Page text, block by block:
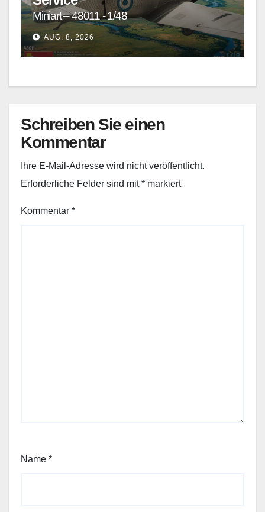
Miniart – 48011 - 1/48
AUG. 8, 2026
Schreiben Sie einen
Kommentar
Ihre E-Mail-Adresse wird nicht veröffentlicht.
Erforderliche Felder sind mit* markiert
Kommentar *
Name *